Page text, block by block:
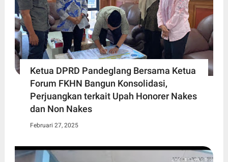
Ketua DPRD Pandeglang Bersama Ketua
Forum FKHN Bangun Konsolidasi,
Perjuangkan terkait Upah Honorer Nakes
dan Non Nakes
Februari 27, 2025